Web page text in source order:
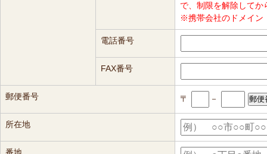
で、制限を解除して
※携帯会社のドメイン
電話番号
FAX番号
郵便番号 〒 －
所在地